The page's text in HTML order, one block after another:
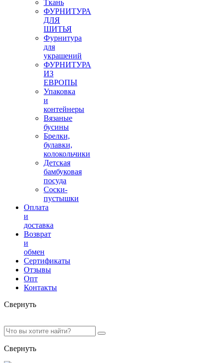
Ткань
ФУРНИТУРА
ДЛЯ
ШИТЬЯ
Фурнитура
для
украшений
ФУРНИТУРА
ИЗ
ЕВРОПЫ
Упаковка
и
контейнеры
Вязаные
бусины
Брелки,
булавки,
колокольчики
Детская
бамбуковая
посуда
Соски-
пустышки
Оплата
и
доставка
Возврат
и
обмен
Сертификаты
Отзывы
Опт
Контакты
Свернуть
Свернуть